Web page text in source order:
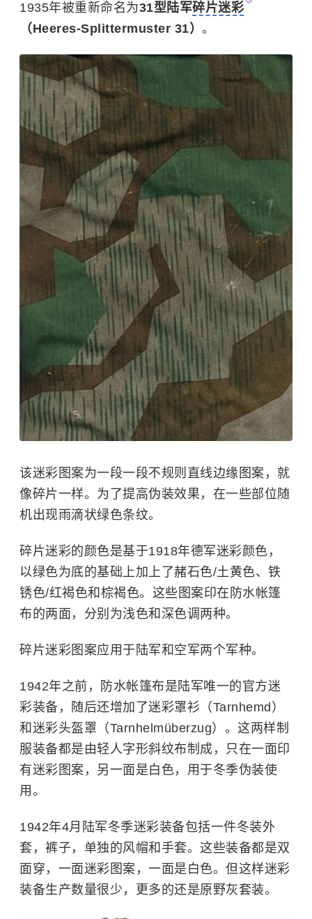
1935年被重新命名为31型陆军碎片迷彩
（Heeres-Splittermuster 31） 。
该迷彩图案为一段一段不规则直线边缘图案，就
像碎片一样。为了提高伪装效果，在一些部位随
机出现雨滴状绿色条纹。
碎片迷彩的颜色是基于1918年德军迷彩颜色，
以绿色为底的基础上加上了赭石色/土黄色、铁
锈色/红褐色和棕褐色。这些图案印在防水帐篷
布的两面，分别为浅色和深色调两种。
碎片迷彩图案应用于陆军和空军两个军种。
1942年之前，防水帐篷布是陆军唯一的官方迷
彩装备，随后还增加了迷彩罩衫（Tarnhemd）
和迷彩头盔罩（Tarnhelmüberzug）。这两样制
服装备都是由轻人字形斜纹布制成，只在一面印
有迷彩图案，另一面是白色，用于冬季伪装使
用。
1942年4月陆军冬季迷彩装备包括一件冬装外
套，裤子，单独的风帽和手套。这些装备都是双
面穿，一面迷彩图案，一面是白色。但这样迷彩
装备生产数量很少，更多的还是原野灰套装。